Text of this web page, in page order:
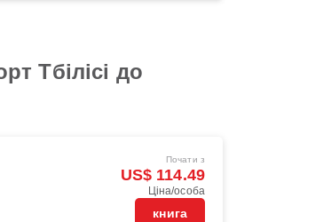
Тбілісі до
Почати з
US$ 114.49
Ціна/особа
книга